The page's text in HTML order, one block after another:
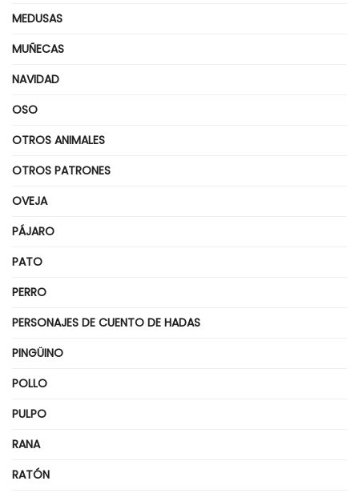
MEDUSAS
MUÑECAS
NAVIDAD
OSO
OTROS ANIMALES
OTROS PATRONES
OVEJA
PÁJARO
PATO
PERRO
PERSONAJES DE CUENTO DE HADAS
PINGÜINO
POLLO
PULPO
RANA
RATÓN